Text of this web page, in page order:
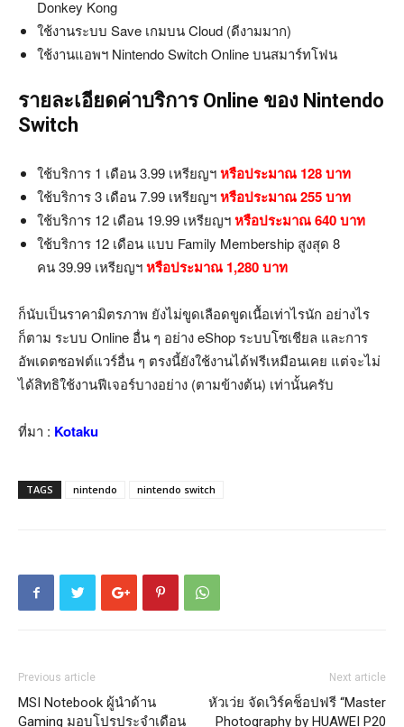
Donkey Kong
ใช้งานระบบ Save เกมบน Cloud (ดีงามมาก)
ใช้งานแอพฯ Nintendo Switch Online บนสมาร์ทโฟน
รายละเอียดค่าบริการ Online ของ Nintendo
Switch
ใช้บริการ 1 เดือน 3.99 เหรียญฯหรือประมาณ 128 บาท
ใช้บริการ 3 เดือน 7.99 เหรียญฯหรือประมาณ 255 บาท
ใช้บริการ 12 เดือน 19.99 เหรียญฯหรือประมาณ 640 บาท
ใช้บริการ 12 เดือน แบบ Family Membership สูงสุด 8
คน39.99 เหรียญฯหรือประมาณ 1,280 บาท
ก็นับเป็นราคามิตรภาพ ยังไม่ขูดเลือดขูดเนื้อเท่าไรนัก อย่างไร
ก็ตาม ระบบ Online อื่น ๆ อย่าง eShop ระบบโซเชียล และการ
อัพเดตซอฟต์แวร์อื่น ๆ ตรงนี้ยังใช้งานได้ฟรีเหมือนเคย แต่จะไม่
ได้สิทธิใช้งานฟีเจอร์บางอย่าง (ตามข้างต้น) เท่านั้นครับ
ที่มา : Kotaku
TAGS nintendo nintendo switch
Previous article
MSI Notebook ผู้นำด้าน
Gaming มอบโปรประจำเดือน
Next article
หัวเว่ย จัดเวิร์คช็อปฟรี “Master
Photography by HUAWEI P20